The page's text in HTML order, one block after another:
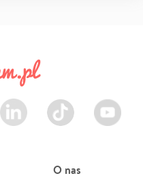
LinkedIn TikTok Youtube
O nas